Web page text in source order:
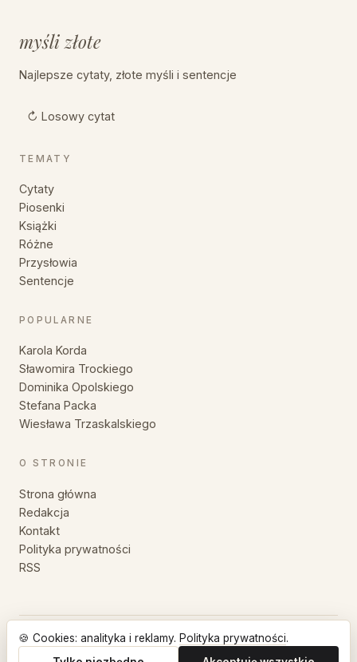
myśli złote
Najlepsze cytaty, złote myśli i sentencje
↻ Losowy cytat
TEMATY
Cytaty
Piosenki
Książki
Różne
Przysłowia
Sentencje
POPULARNE
Karola Korda
Sławomira Trockiego
Dominika Opolskiego
Stefana Packa
Wiesława Trzaskalskiego
O STRONIE
Strona główna
Redakcja
Kontakt
Polityka prywatności
RSS
© 2026 MyśliZłote — Wszystkie prawa zastrzeżone.
🍪 Cookies: analityka i reklamy. Polityka prywatności.